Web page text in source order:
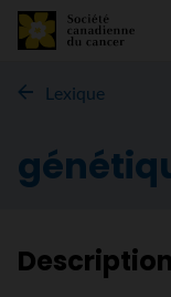
Lexique
Description